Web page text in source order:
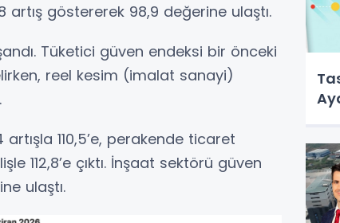
artış göstererek 98,9 değerine ulaştı.
Tüketici güven endeksi bir önceki
reel kesim (imalat sanayi)
110,5’e, perakende ticaret
112,8’e çıktı. İnşaat sektörü güven
ulaştı.